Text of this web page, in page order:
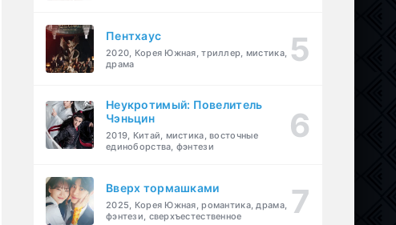
Пентхаус
2020, Корея Южная, триллер, мистика,
драма
Неукротимый: Повелитель
Чэньцин
2019, Китай, мистика, восточные
единоборства, фэнтези
Вверх тормашками
2025, Корея Южная, романтика, драма,
фэнтези, сверхъестественное